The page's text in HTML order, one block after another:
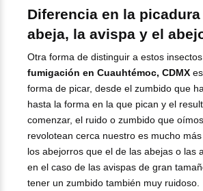
Diferencia en la picadura
abeja, la avispa y el
Otra forma de distinguir a estos
fumigación en Cuauhtémoc, CDMX
forma de picar, desde el zumbido que
hasta la forma en la que pican y el
comenzar, el ruido o zumbido que
revolotean cerca nuestro es mucho
los abejorros que el de las abejas o las
en el caso de las avispas de gran
tener un zumbido también muy ruidoso.